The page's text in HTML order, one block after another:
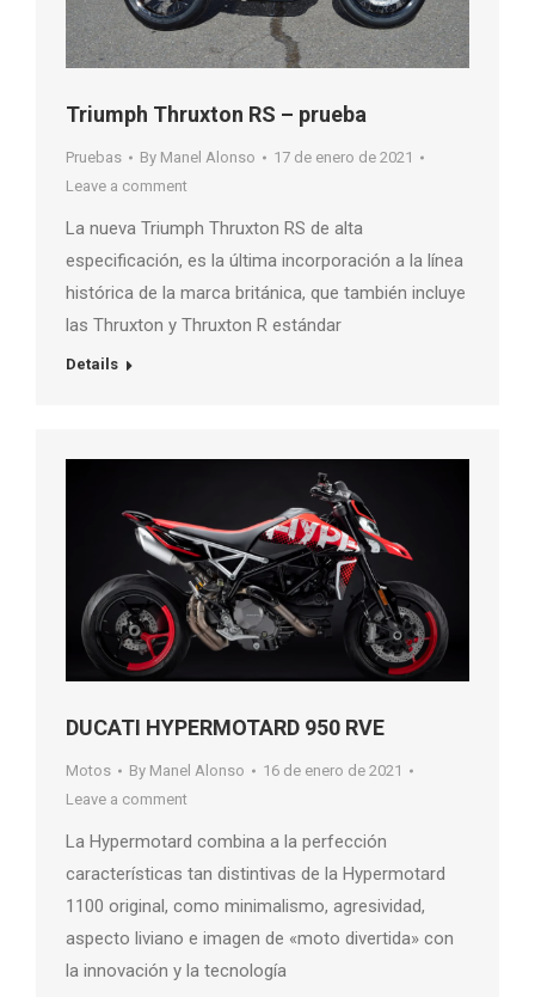
Triumph Thruxton RS – prueba
Pruebas By Manel Alonso
17 de enero de 2021
Leave a comment
La nueva Triumph Thruxton RS de alta
especificación, es la última incorporación a la línea
histórica de la marca británica, que también incluye
las Thruxton y Thruxton R estándar
Details
DUCATI HYPERMOTARD 950 RVE
Motos By Manel Alonso
16 de enero de 2021
Leave a comment
La Hypermotard combina a la perfección
características tan distintivas de la Hypermotard
1100 original, como minimalismo, agresividad,
aspecto liviano e imagen de «moto divertida» con
la innovación y la tecnología